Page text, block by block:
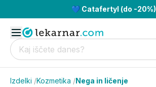
💙 Catafertyl (do -20%)
Izdelki /Kozmetika /Nega in ličenje